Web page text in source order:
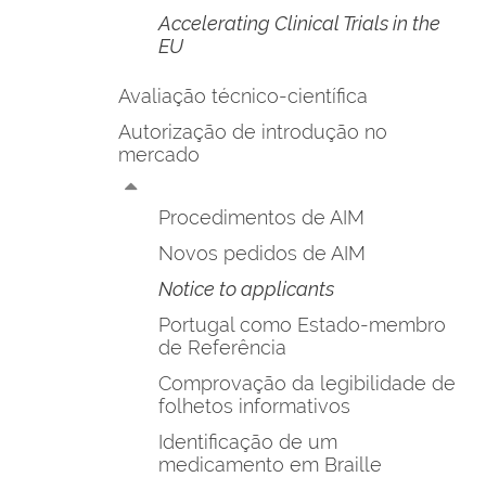
Accelerating Clinical Trials in the
EU
Avaliação técnico-científica
Autorização de introdução no
mercado
Procedimentos de AIM
Novos pedidos de AIM
Notice to applicants
Portugal como Estado-membro
de Referência
Comprovação da legibilidade de
folhetos informativos
Identificação de um
medicamento em Braille